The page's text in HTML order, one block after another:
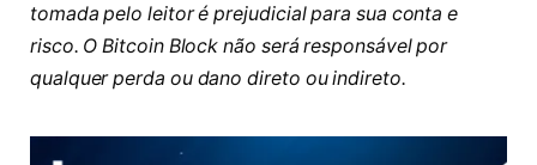
tomada pelo leitor é prejudicial para sua conta e
risco. O Bitcoin Block não será responsável por
qualquer perda ou dano direto ou indireto.